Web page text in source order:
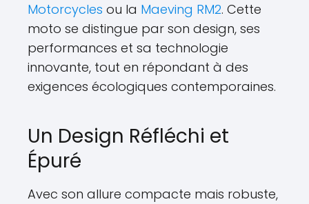
Motorcycles ou la Maeving RM2. Cette
moto se distingue par son design, ses
performances et sa technologie
innovante, tout en répondant à des
exigences écologiques contemporaines.
Un Design Réfléchi et
Épuré
Avec son allure compacte mais robuste,